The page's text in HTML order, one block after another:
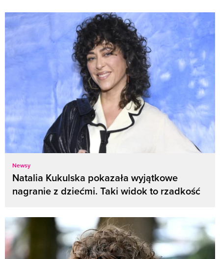
Newsy
Natalia Kukulska pokazała wyjątkowe
nagranie z dziećmi. Taki widok to rzadkość